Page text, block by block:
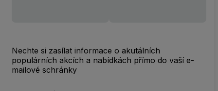
Nechte si zasílat informace o akutálních
populárních akcích a nabídkách přímo do vaší e-
mailové schránky